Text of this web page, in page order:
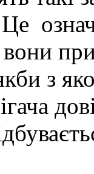
Це
з